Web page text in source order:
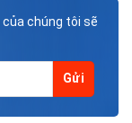
của chúng tôi sẽ